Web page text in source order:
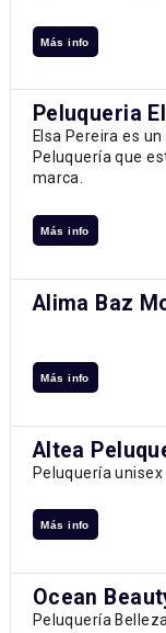
Más info
Peluqueria
Elsa Pereira es
Peluquería que
marca.
Más info
Alima Baz
Más info
Altea
Peluquería unisex
Más info
Ocean
Peluquería